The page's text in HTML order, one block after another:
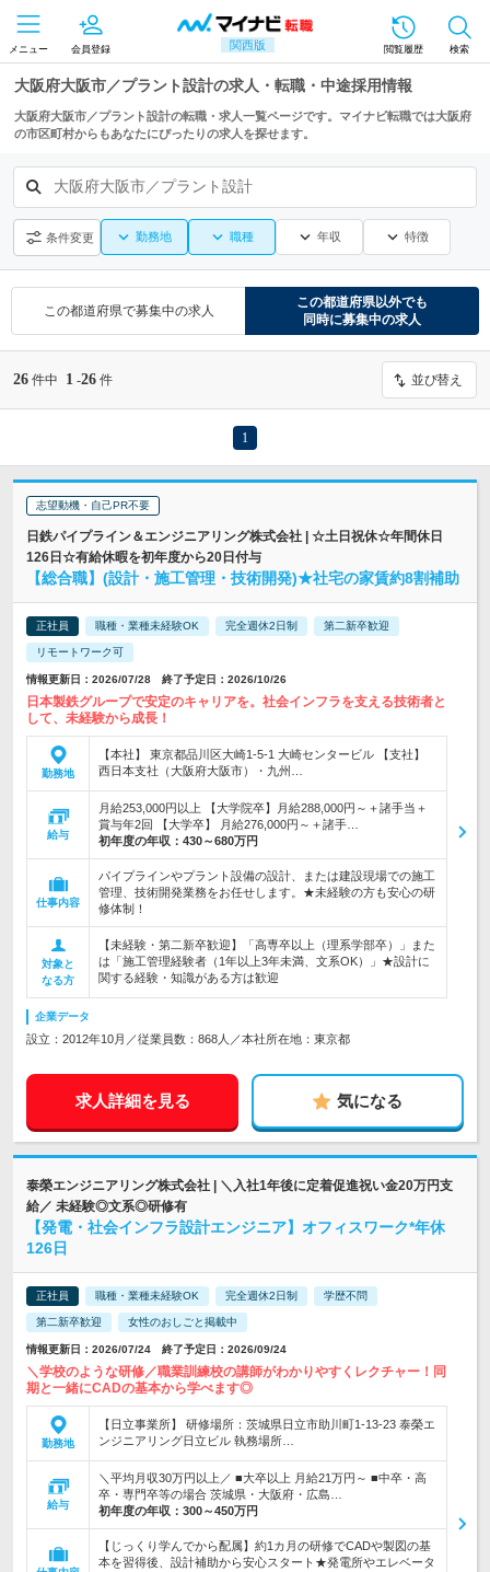
関西版
メニュー 会員登録 閲覧履歴 検索
大阪府大阪市／プラント設計の求人・転職・中途採用情報
大阪府大阪市／プラント設計の転職・求人一覧ページです。マイナビ転職では大阪府
の市区町村からもあなたにぴったりの求人を探せます。
大阪府大阪市／プラント設計
条件変更 勤務地 職種 年収 特徴
この都道府県で募集中の求人
この都道府県以外でも
同時に募集中の求人
26 件中 1 -26 件 並び替え
1
志望動機・自己PR不要
日鉄パイプライン＆エンジニアリング株式会社 | ☆土日祝休☆年間休日
126日☆有給休暇を初年度から20日付与
【総合職】(設計・施工管理・技術開発)★社宅の家賃約8割補助
正社員 職種・業種未経験OK 完全週休2日制 第二新卒歓迎
リモートワーク可
情報更新日：2026/07/28 終了予定日：2026/10/26
日本製鉄グループで安定のキャリアを。社会インフラを支える技術者と
して、未経験から成長！
勤務地
【本社】 東京都品川区大崎1-5-1 大崎センタービル 【支社】
西日本支社（大阪府大阪市）・九州…
給与
月給253,000円以上 【大学院卒】月給288,000円～＋諸手当＋
賞与年2回 【大学卒】 月給276,000円～＋諸手…
初年度の年収： 430～680万円
仕事内容
パイプラインやプラント設備の設計、または建設現場での施工
管理、技術開発業務をお任せします。★未経験の方も安心の研
修体制！
対象と
なる方
【未経験・第二新卒歓迎】「高専卒以上（理系学部卒）」また
は「施工管理経験者（1年以上3年未満、文系OK）」★設計に
関する経験・知識がある方は歓迎
企業データ
設立：2012年10月／従業員数：868人／本社所在地：東京都
求人詳細を見る 気になる
泰榮エンジニアリング株式会社 | ＼入社1年後に定着促進祝い金20万円支
給／ 未経験◎文系◎研修有
【発電・社会インフラ設計エンジニア】オフィスワーク*年休
126日
正社員 職種・業種未経験OK 完全週休2日制 学歴不問
第二新卒歓迎 女性のおしごと掲載中
情報更新日：2026/07/24 終了予定日：2026/09/24
＼学校のような研修／職業訓練校の講師がわかりやすくレクチャー！同
期と一緒にCADの基本から学べます◎
勤務地
【日立事業所】 研修場所：茨城県日立市助川町1-13-23 泰榮エ
ンジニアリング日立ビル 執務場所…
給与
＼平均月収30万円以上／ ■大卒以上 月給21万円～ ■中卒・高
卒・専門卒等の場合 茨城県・大阪府・広島…
初年度の年収： 300～450万円
【じっくり学んでから配属】約1カ月の研修でCADや製図の基
本を習得後、設計補助から安心スタート★発電所やエレベータ